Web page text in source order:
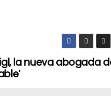
la nueva abogada